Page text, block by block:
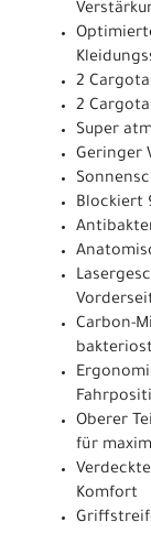
2
2
Super
Geringer
Blockiert
Carbon-
Oberer
für
Komfort